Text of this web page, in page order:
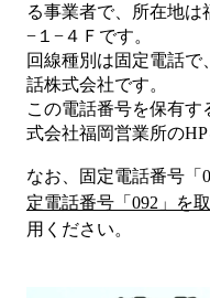
る事業者で、所在地は
−１−４Ｆ です。
回線種別は固定電話で
話株式会社です。
この電話番号を保有す
式会社福岡営業所のHP
なお、固定電話番号「
定電話番号「 092 」を
用ください。